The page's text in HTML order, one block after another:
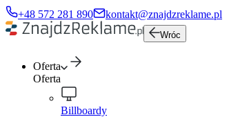
+48 572 281 890 kontakt@znajdzreklame.pl
Wróc
Oferta
Oferta
Billboardy